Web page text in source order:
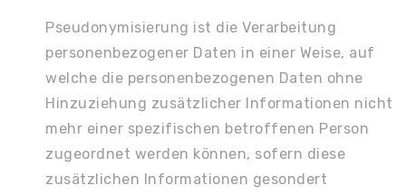
Pseudonymisierung ist die Verarbeitung
personenbezogener Daten in einer Weise, auf
welche die personenbezogenen Daten ohne
Hinzuziehung zusätzlicher Informationen nicht
mehr einer spezifischen betroffenen Person
zugeordnet werden können, sofern diese
zusätzlichen Informationen gesondert